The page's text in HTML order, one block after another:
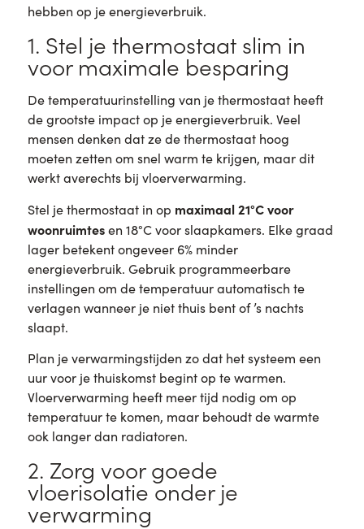
hebben op je energieverbruik.
1. Stel je thermostaat slim in
voor maximale besparing
De temperatuurinstelling van je thermostaat heeft
de grootste impact op je energieverbruik. Veel
mensen denken dat ze de thermostaat hoog
moeten zetten om snel warm te krijgen, maar dit
werkt averechts bij vloerverwarming.
Stel je thermostaat in op maximaal 21°C voor
woonruimtesen 18°C voor slaapkamers. Elke graad
lager betekent ongeveer 6% minder
energieverbruik. Gebruik programmeerbare
instellingen om de temperatuur automatisch te
verlagen wanneer je niet thuis bent of ’s nachts
slaapt.
Plan je verwarmingstijden zo dat het systeem een
uur voor je thuiskomst begint op te warmen.
Vloerverwarming heeft meer tijd nodig om op
temperatuur te komen, maar behoudt de warmte
ook langer dan radiatoren.
2. Zorg voor goede
vloerisolatie onder je
verwarming